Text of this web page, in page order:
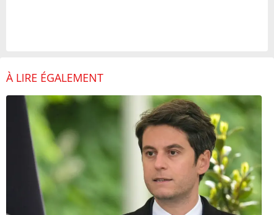
À LIRE ÉGALEMENT